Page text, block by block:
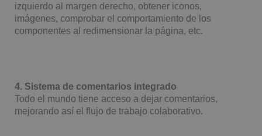
izquierdo al margen derecho, obtener iconos,
imágenes, comprobar el comportamiento de los
componentes al redimensionar la página, etc.
4. Sistema de comentarios integrado
Todo el mundo tiene acceso a dejar comentarios,
mejorando así el flujo de trabajo colaborativo.